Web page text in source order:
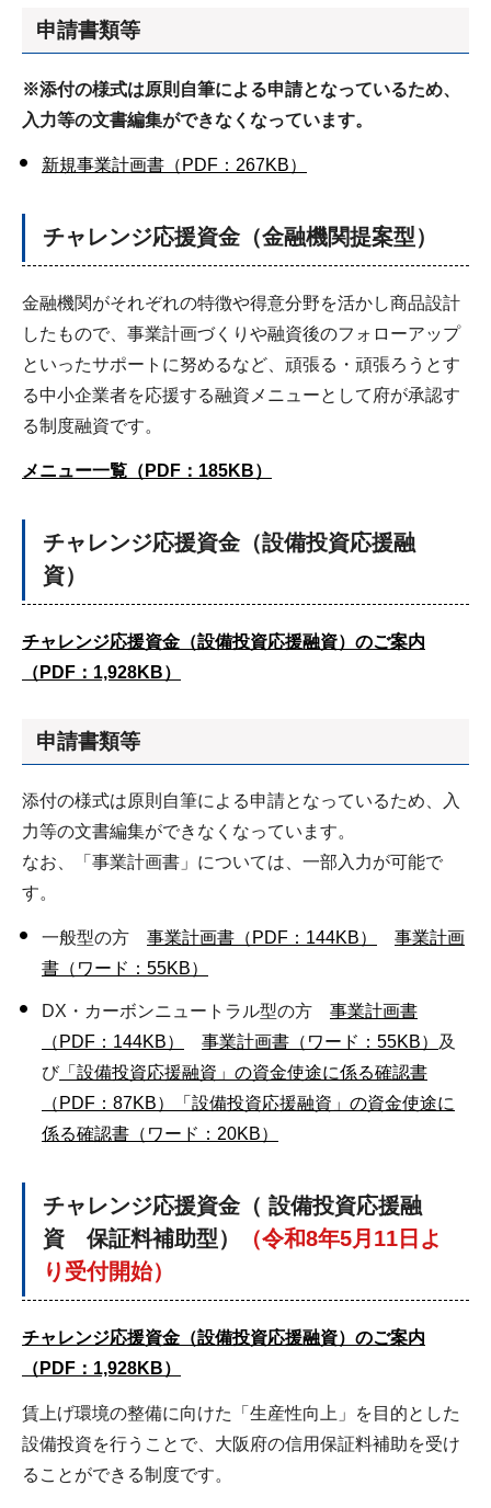
申請書類等
※添付の様式は原則自筆による申請となっているため、
入力等の文書編集ができなくなっています。
新規事業計画書（PDF：267KB）
チャレンジ応援資金（金融機関提案型）
金融機関がそれぞれの特徴や得意分野を活かし商品設計
したもので、事業計画づくりや融資後のフォローアップ
といったサポートに努めるなど、頑張る・頑張ろうとす
る中小企業者を応援する融資メニューとして府が承認す
る制度融資です。
メニュー一覧（PDF：185KB）
チャレンジ応援資金（設備投資応援融
資）
チャレンジ応援資金（設備投資応援融資）のご案内
（PDF：1,928KB）
申請書類等
添付の様式は原則自筆による申請となっているため、入
力等の文書編集ができなくなっています。
なお、「事業計画書」については、一部入力が可能で
す。
一般型の方 事業計画書（PDF：144KB）
事業計画
書（ワード：55KB）
DX・カーボンニュートラル型の方 事業計画書
（PDF：144KB）
事業計画書（ワード：55KB）
及
び「設備投資応援融資」の資金使途に係る確認書
（PDF：87KB）
「設備投資応援融資」の資金使途に
係る確認書（ワード：20KB）
チャレンジ応援資金（ 設備投資応援融
資 保証料補助型）
（令和8年5月11日よ
り受付開始）
チャレンジ応援資金（設備投資応援融資）のご案内
（PDF：1,928KB）
賃上げ環境の整備に向けた「生産性向上」を目的とした
設備投資を行うことで、大阪府の信用保証料補助を受け
ることができる制度です。